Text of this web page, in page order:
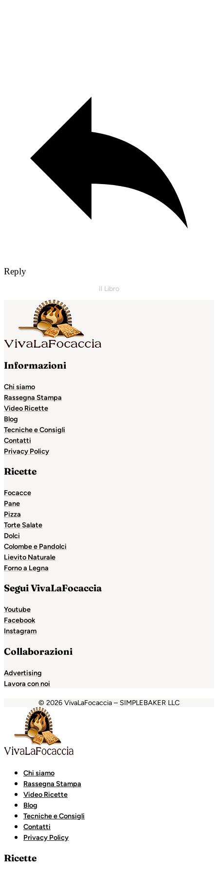
Reply
Il Libro
Informazioni
Chi siamo
Rassegna Stampa
Video Ricette
Blog
Tecniche e Consigli
Contatti
Privacy Policy
Ricette
Focacce
Pane
Pizza
Torte Salate
Dolci
Colombe e Pandolci
Lievito Naturale
Forno a Legna
Segui VivaLaFocaccia
Youtube
Facebook
Instagram
Collaborazioni
Advertising
Lavora con noi
© 2026 VivaLaFocaccia – SIMPLEBAKER LLC
Royalejojobet
Chi siamo
Rassegna Stampa
Video Ricette
Blog
Tecniche e Consigli
Contatti
Privacy Policy
Ricette